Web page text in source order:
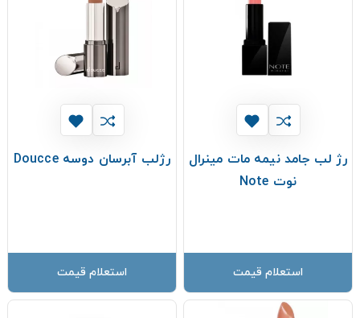
‫رژ لب جامد نیمه مات مینرال
نوت Note
استعلام قیمت
رژلب آبرسان دوسه Doucce
استعلام قیمت